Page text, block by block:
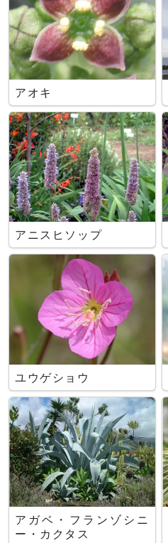
アオキ
アニスヒソップ
ユウゲショウ
アガベ・フランゾシニ
ー・カクタス